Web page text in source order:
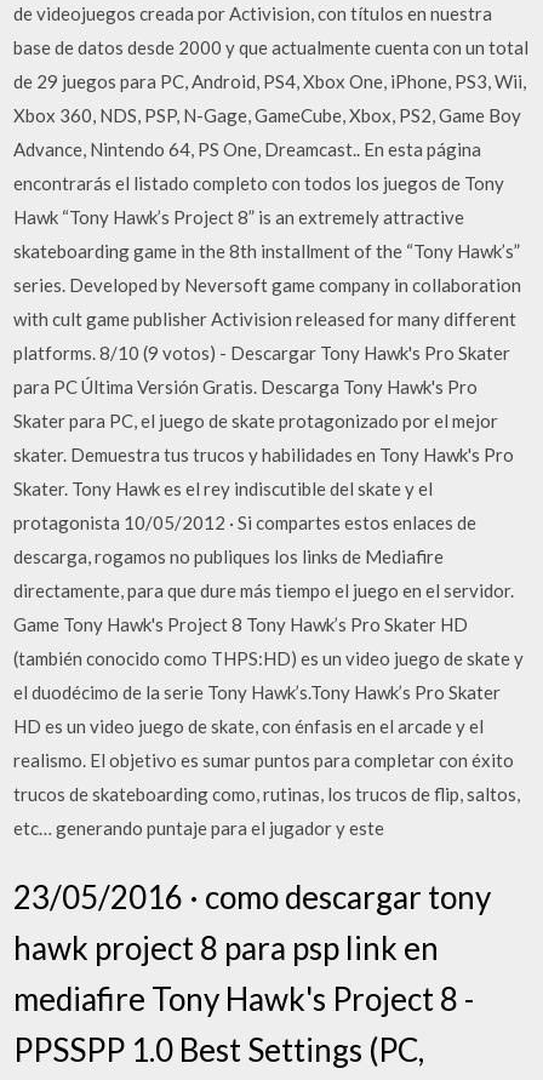
de videojuegos creada por Activision, con títulos en nuestra
base de datos desde 2000 y que actualmente cuenta con un total
de 29 juegos para PC, Android, PS4, Xbox One, iPhone, PS3, Wii,
Xbox 360, NDS, PSP, N-Gage, GameCube, Xbox, PS2, Game Boy
Advance, Nintendo 64, PS One, Dreamcast.. En esta página
encontrarás el listado completo con todos los juegos de Tony
Hawk “Tony Hawk’s Project 8” is an extremely attractive
skateboarding game in the 8th installment of the “Tony Hawk’s”
series. Developed by Neversoft game company in collaboration
with cult game publisher Activision released for many different
platforms. 8/10 (9 votos) - Descargar Tony Hawk's Pro Skater
para PC Última Versión Gratis. Descarga Tony Hawk's Pro
Skater para PC, el juego de skate protagonizado por el mejor
skater. Demuestra tus trucos y habilidades en Tony Hawk's Pro
Skater. Tony Hawk es el rey indiscutible del skate y el
protagonista 10/05/2012 · Si compartes estos enlaces de
descarga, rogamos no publiques los links de Mediafire
directamente, para que dure más tiempo el juego en el servidor.
Game Tony Hawk's Project 8 Tony Hawk’s Pro Skater HD
(también conocido como THPS:HD) es un video juego de skate y
el duodécimo de la serie Tony Hawk’s.Tony Hawk’s Pro Skater
HD es un video juego de skate, con énfasis en el arcade y el
realismo. El objetivo es sumar puntos para completar con éxito
trucos de skateboarding como, rutinas, los trucos de flip, saltos,
etc… generando puntaje para el jugador y este
23/05/2016 · como descargar tony
hawk project 8 para psp link en
mediafire Tony Hawk's Project 8 -
PPSSPP 1.0 Best Settings (PC,